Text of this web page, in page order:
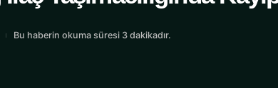
Bu haberin okuma süresi 3 dakikadır.